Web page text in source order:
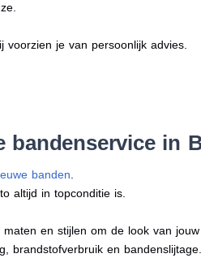
je van persoonlijk advies.
bandenservice in
banden.
altijd in topconditie is.
maten en stijlen om de look van
brandstofverbruik en